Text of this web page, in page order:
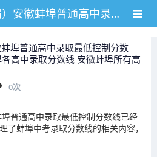
最新或2023（历届）安徽蚌埠普通高中录取最低控制分数线：475分 2021安徽蚌埠各高中录取分数线 安徽蚌埠所有高中分数线2021
埠普通高中录取最低控制分数
高中录取分数线 安徽蚌埠所有高
0次
普通高中录取最低控制分数线已经
了蚌埠中考录取分数线的相关内容，